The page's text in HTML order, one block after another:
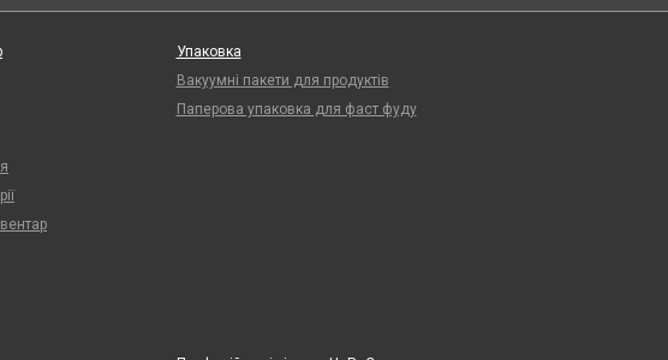
Упаковка
Вакуумні пакети для продуктів
Паперова упаковка для фаст фуду